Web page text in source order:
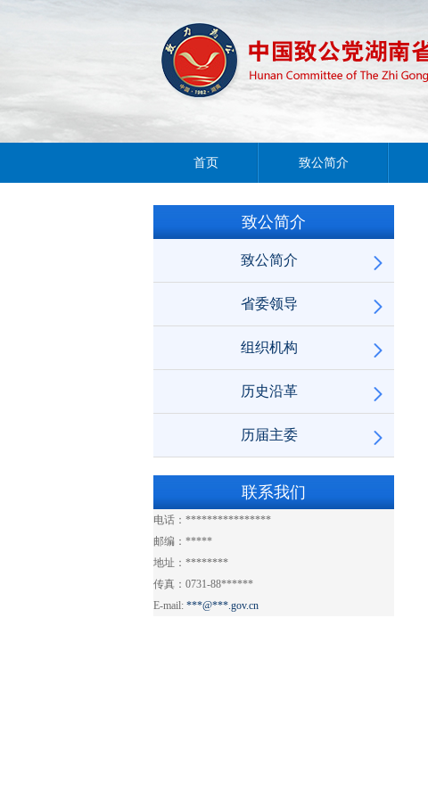
首页 致公简介
致公简介
致公简介
省委领导
组织机构
历史沿革
历届主委
联系我们
电话：****************
邮编：*****
地址：********
传真：0731-88******
E-mail: ***@***.gov.cn